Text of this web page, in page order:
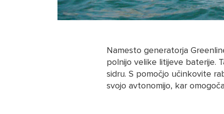
Namesto generatorja
polnijo velike litijeve baterije.
sidru. S pomočjo učinkovite
svojo avtonomijo, kar